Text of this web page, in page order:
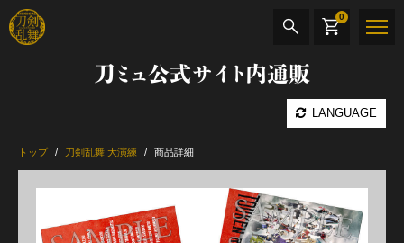
刀ミュ公式サイト内通販
LANGUAGE
0
CD・DVD BOOK その他
トップ 刀剣乱舞 大演練 商品詳細